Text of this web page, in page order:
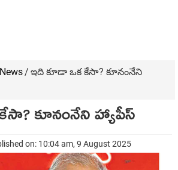
/ ఇది కూడా ఒక కేసా? కూనంనేని
కూనంనేని హ్యాపీస్‌
on: 10:04 am, 9 August 2025